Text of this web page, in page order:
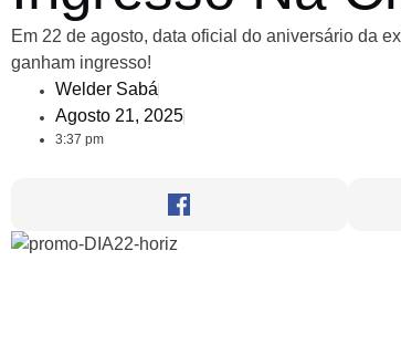
Em 22 de agosto, data oficial do aniversário da
ganham ingresso!
Welder Sabá
Agosto 21, 2025
3:37 pm